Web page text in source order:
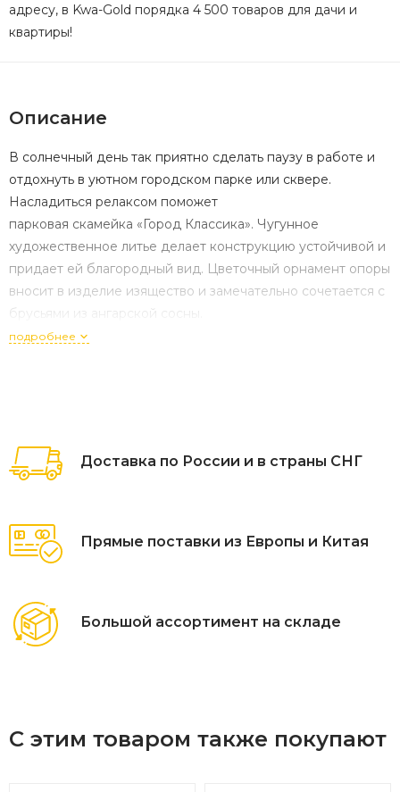
адресу, в Kwa-Gold порядка 4 500 товаров для дачи и
квартиры!
Описание
В солнечный день так приятно сделать паузу в работе и
отдохнуть в уютном городском парке или сквере.
Насладиться релаксом поможет
парковая скамейка «Город Классика». Чугунное
художественное литье делает конструкцию устойчивой и
придает ей благородный вид. Цветочный орнамент опоры
вносит в изделие изящество и замечательно сочетается с
брусьями из ангарской сосны.
Вы можете купить скамейки, подходящие к любому
ландшафту.
подробнее
Доставка по России и в страны СНГ
Прямые поставки из Европы и Китая
Большой ассортимент на складе
С этим товаром также покупают